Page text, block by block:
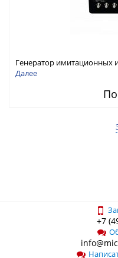
Генератор имитационных
RFТех ГНСП-4400
Далее
+7